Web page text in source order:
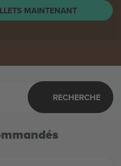
MAINTENANT
RECHERCHE